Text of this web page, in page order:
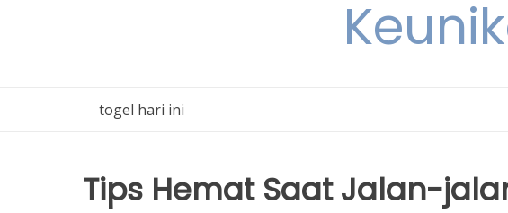
togel hari ini
Tips Hemat Saat Jalan-